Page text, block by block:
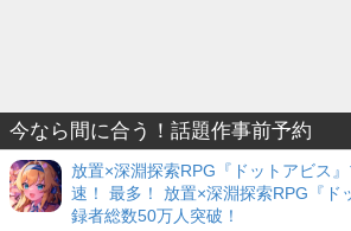
今なら間に合う！話題作事前予約
放置×深淵探索RPG『ドットアビス
速！ 最多！ 放置×深淵探索RPG『ド
録者総数50万人突破！